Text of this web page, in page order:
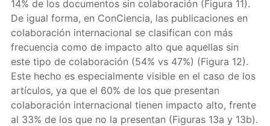
14% de los documentos sin colaboración (Figura 11).
De igual forma, en ConCiencia, las publicaciones en
colaboración internacional se clasifican con más
frecuencia como de impacto alto que aquellas sin
este tipo de colaboración (54% vs 47%) (Figura 12).
Este hecho es especialmente visible en el caso de los
artículos, ya que el 60% de los que presentan
colaboración internacional tienen impacto alto, frente
al 33% de los que no la presentan (Figuras 13a y 13b).